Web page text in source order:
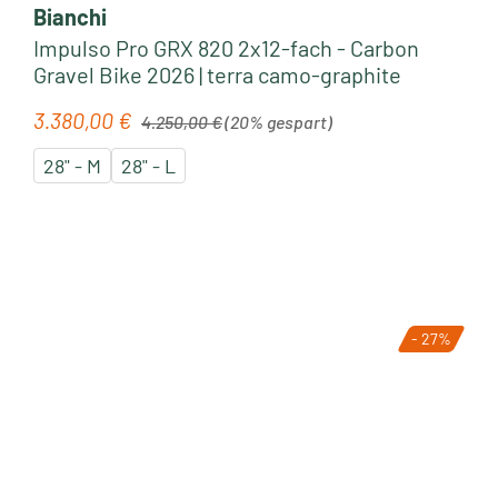
Bianchi
Impulso Pro GRX 820 2x12-fach - Carbon
Gravel Bike 2026 | terra camo-graphite
Verkaufspreis:
3.380,00 € 4.250,00 €(20% gespart)
28" - M 28" - L
- 27%